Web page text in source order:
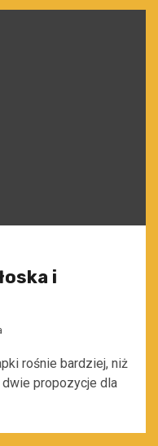
i
rośnie bardziej, niż
propozycje dla